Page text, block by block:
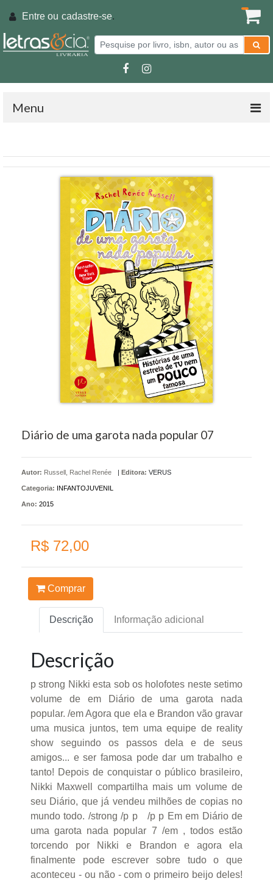
Entre ou cadastre-se.
Menu
Diário de uma garota nada popular 07
Autor: Russell, Rachel Renée | Editora: VERUS
Categoria: INFANTOJUVENIL
Ano: 2015
R$ 72,00
Comprar
Descrição Informação adicional
Descrição
p strong Nikki esta sob os holofotes neste setimo
volume de em Diário de uma garota nada
popular. /em Agora que ela e Brandon vão gravar
uma musica juntos, tem uma equipe de reality
show seguindo os passos dela e de seus
amigos... e ser famosa pode dar um trabalho e
tanto! Depois de conquistar o público brasileiro,
Nikki Maxwell compartilha mais um volume de
seu Diário, que já vendeu milhões de copias no
mundo todo. /strong /p p /p p Em em Diário de
uma garota nada popular 7 /em , todos estão
torcendo por Nikki e Brandon e agora ela
finalmente pode escrever sobre tudo o que
aconteceu - ou não - com o primeiro beijo deles!